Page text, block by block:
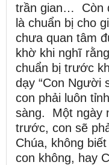
trần gian… Còn
là chuẩn bị cho
chưa quan tâm
khờ khi nghĩ
chuẩn bị trước
dạy “Con Người
con phải luôn
sàng. Một ngày
trước, con sẽ
Chúa, không
con không, hay